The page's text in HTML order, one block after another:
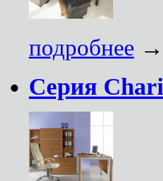
подробнее →
Серия